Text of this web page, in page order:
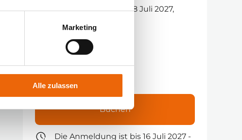
Marketing
Alle zulassen
16 Juli 2027, 09:00 - 18 Juli 2027,
Präsenzkurs
Kursbestätigung
960 €
Buchen
Die Anmeldung ist bis 16 Juli 2027 -